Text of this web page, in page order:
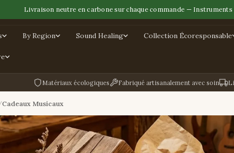
Livraison neutre en carbone sur chaque commande —
By Region Sound Healing Collection Écoresponsable
Matériaux écologiques Fabriqué artisanalement avec soin
Cadeaux Musicaux